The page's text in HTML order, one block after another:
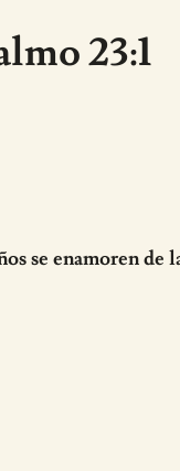
23:1
se enamoren de